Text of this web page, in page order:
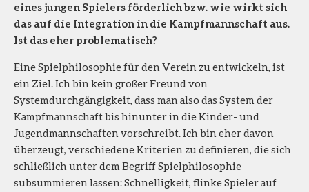
eines jungen Spielers förderlich bzw. wie wirkt sich
das auf die Integration in die Kampfmannschaft aus.
Ist das eher problematisch?
Eine Spielphilosophie für den Verein zu entwickeln, ist
ein Ziel. Ich bin kein großer Freund von
Systemdurchgängigkeit, dass man also das System der
Kampfmannschaft bis hinunter in die Kinder- und
Jugendmannschaften vorschreibt. Ich bin eher davon
überzeugt, verschiedene Kriterien zu definieren, die sich
schließlich unter dem Begriff Spielphilosophie
subsummieren lassen: Schnelligkeit, flinke Spieler auf